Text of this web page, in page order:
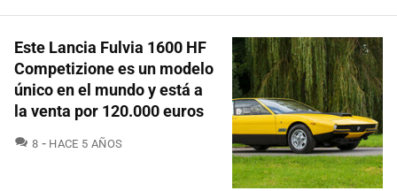
Este Lancia Fulvia 1600 HF
Competizione es un modelo
único en el mundo y está a
la venta por 120.000 euros
8 COMENTARIOS
HACE 5 AÑOS